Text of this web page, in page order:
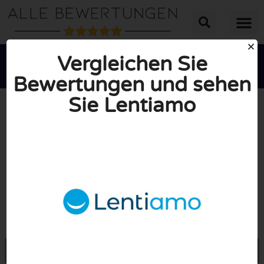
  
INSGESAMT: 10/10
Vergleichen Sie
Bewertungen und sehen
Sie Lentiamo